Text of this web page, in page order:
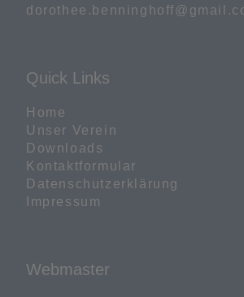
Quick Links
Home
Unser Verein
Downloads
Kontaktformular
Datenschutzerklärung
Impressum
Webmaster